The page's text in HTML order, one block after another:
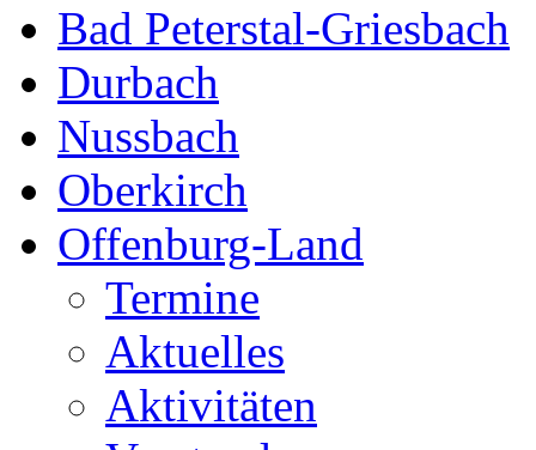
Bad Peterstal-Griesbach
Durbach
Nussbach
Oberkirch
Offenburg-Land
Termine
Aktuelles
Aktivitäten